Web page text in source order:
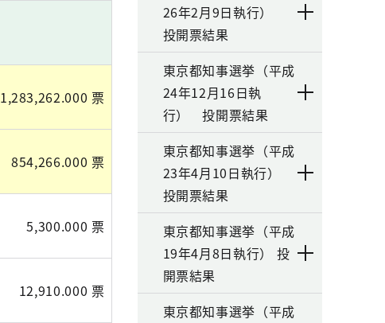
1,283,262.000 票
854,266.000 票
5,300.000 票
12,910.000 票
26年2月9日執行）
投開票結果
東京都知事選挙（平成
24年12月16日執
行） 投開票結果
東京都知事選挙（平成
23年4月10日執行）
投開票結果
東京都知事選挙（平成
19年4月8日執行） 投
開票結果
東京都知事選挙（平成